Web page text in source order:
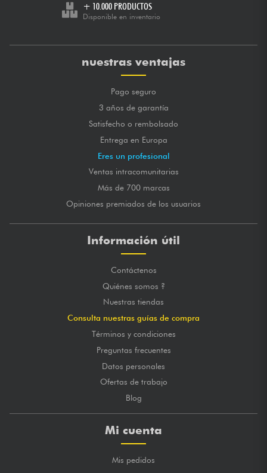
+ 10.000 PRODUCTOS
Disponible en inventario
nuestras ventajas
Pago seguro
3 años de garantía
Satisfecho o rembolsado
Entrega en Europa
Eres un profesional
Ventas intracomunitarias
Más de 700 marcas
Opiniones premiados de los usuarios
Información útil
Contáctenos
Quiénes somos ?
Nuestras tiendas
Consulta nuestras guías de compra
Términos y condiciones
Preguntas frecuentes
Datos personales
Ofertas de trabajo
Blog
Mi cuenta
Mis pedidos